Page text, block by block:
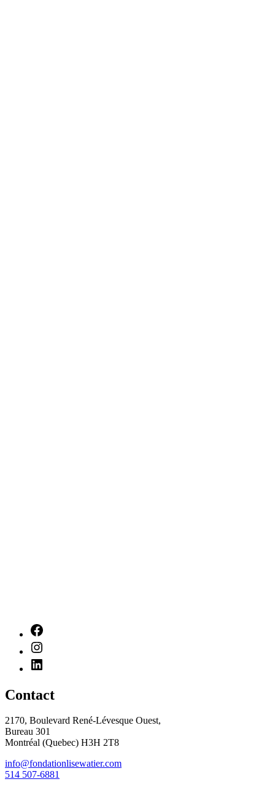
Contact
2170, Boulevard René-Lévesque Ouest,
Bureau 301
Montréal (Quebec) H3H 2T8
info@fondationlisewatier.com
514 507-6881